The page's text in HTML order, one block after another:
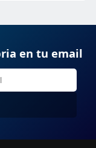
en tu email